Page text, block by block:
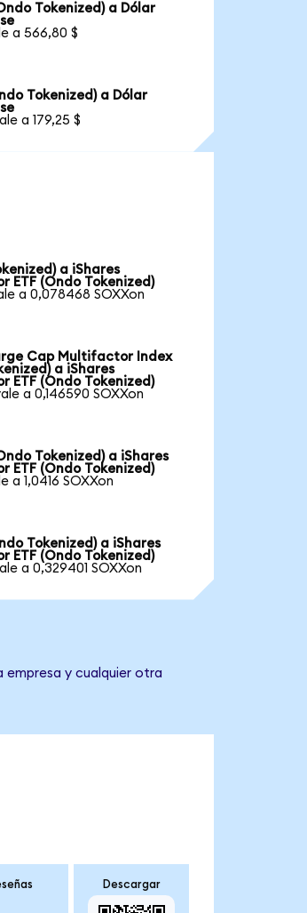
Tokenized) a Dólar
a 566,80 $
Tokenized) a Dólar
a 179,25 $
a iShares
ETF (Ondo Tokenized)
a 0,078468 SOXXon
Cap Multifactor Index
a iShares
ETF (Ondo Tokenized)
a 0,146590 SOXXon
Tokenized) a iShares
ETF (Ondo Tokenized)
a 1,0416 SOXXon
Tokenized) a iShares
ETF (Ondo Tokenized)
a 0,329401 SOXXon
empresa y cualquier otra
Descargar